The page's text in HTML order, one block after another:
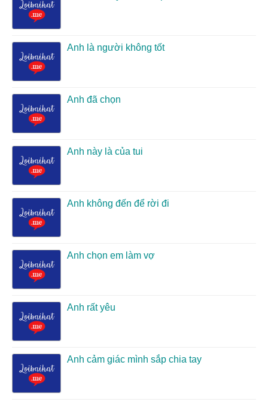
Anh là người không tốt
Anh đã chọn
Anh này là của tui
Anh không đến để rời đi
Anh chọn em làm vợ
Anh rất yêu
Anh cảm giác mình sắp chia tay